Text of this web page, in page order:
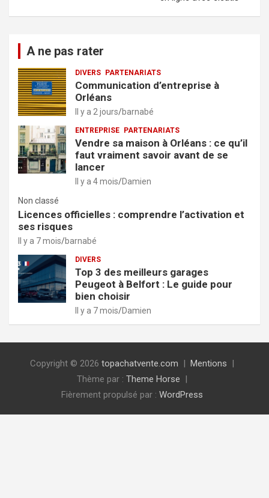
A ne pas rater
DIVERS PARTENARIATS
Communication d’entreprise à
Orléans
Il y a 2 jours barnabé
ENTREPRISE PARTENARIATS
Vendre sa maison à Orléans : ce qu’il
faut vraiment savoir avant de se
lancer
Il y a 4 mois Damien
Non classé
Licences officielles : comprendre l’activation et
ses risques
Il y a 7 mois barnabé
DIVERS
Top 3 des meilleurs garages
Peugeot à Belfort : Le guide pour
bien choisir
Il y a 7 mois Damien
Copyright © 2026 topachatvente.com
Mentions
Thème par : Theme Horse
Fièrement propulsé par : WordPress